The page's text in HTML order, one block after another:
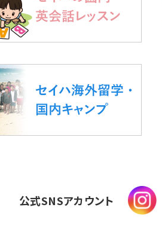
公式SNSアカウント